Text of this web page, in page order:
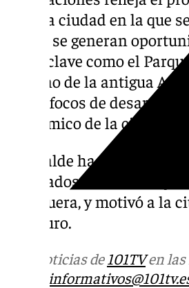
“es una ciudad en la
donde se generan
áreas clave como el
entorno de la antigua
de los focos de
económico de la ciudad.
El alcalde ha finalizado
resultados son un
Antequera, y motivó a la
su futuro.
Más noticias de 101TVen las